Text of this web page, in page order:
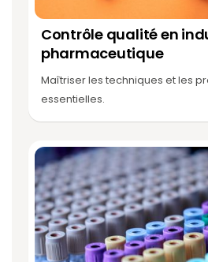
Contrôle qualité en
pharmaceutique
Maîtriser les techniques et les
essentielles.